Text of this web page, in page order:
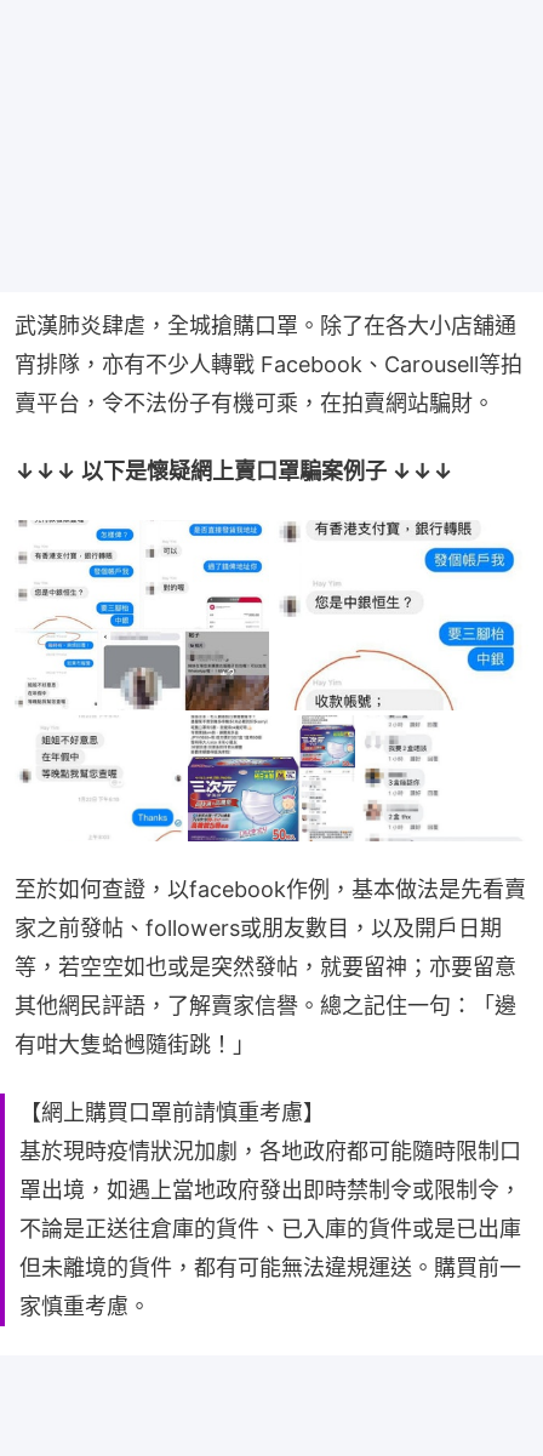
武漢肺炎肆虐，全城搶購口罩。除了在各大小店舖通
宵排隊，亦有不少人轉戰 Facebook、Carousell等拍
賣平台，令不法份子有機可乘，在拍賣網站騙財。
↓↓↓ 以下是懷疑網上賣口罩騙案例子 ↓↓↓
至於如何查證，以facebook作例，基本做法是先看賣
家之前發帖、followers或朋友數目，以及開戶日期
等，若空空如也或是突然發帖，就要留神；亦要留意
其他網民評語，了解賣家信譽。總之記住一句：「邊
有咁大隻蛤乸隨街跳！」
【網上購買口罩前請慎重考慮】
基於現時疫情狀況加劇，各地政府都可能隨時限制口
罩出境，如遇上當地政府發出即時禁制令或限制令，
不論是正送往倉庫的貨件、已入庫的貨件或是已出庫
但未離境的貨件，都有可能無法違規運送。購買前一
家慎重考慮。